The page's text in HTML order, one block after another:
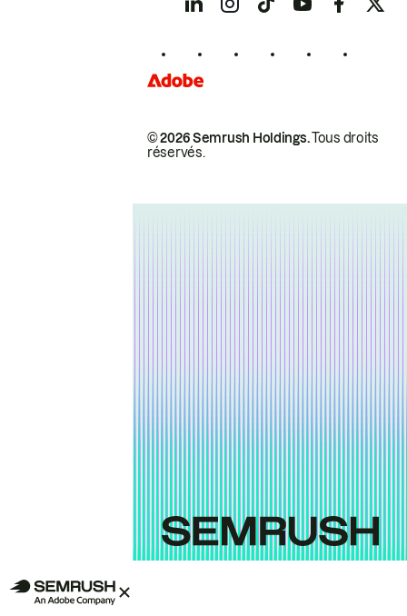
© 2026 Semrush Holdings.Tous droits
réservés.